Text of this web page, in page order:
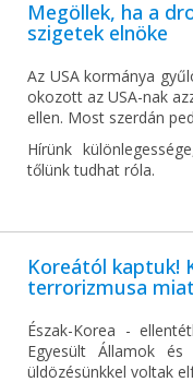
Megöllek, ha a
szigetek elnöke
Az USA kormánya
okozott az USA-nak
ellen. Most szerdán
Hírünk
tőlünk tudhat róla.
Koreától kaptuk!
terrorizmusa
Észak-Korea -
Egyesült Államok
üldözésünkkel voltak